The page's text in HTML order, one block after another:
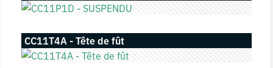
CC11T4A - Tête de fût